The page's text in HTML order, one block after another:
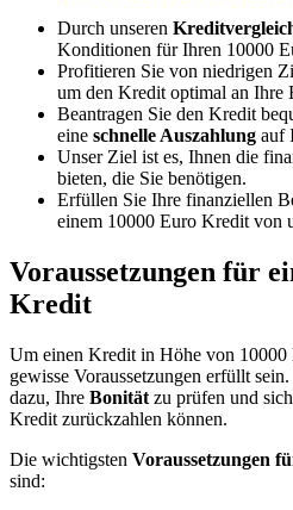
Durch unseren
Konditionen für Ihren 10000
Profitieren Sie von niedrigen
um den Kredit optimal an Ihre
Beantragen Sie den Kredit
eine schnelle Auszahlung auf
Unser Ziel ist es, Ihnen die
bieten, die Sie benötigen.
Erfüllen Sie Ihre finanziellen
einem 10000 Euro Kredit von
Voraussetzungen für
Kredit
Um einen Kredit in Höhe von 10000
gewisse Voraussetzungen erfüllt
dazu, Ihre Bonität zu prüfen und
Kredit zurückzahlen können.
Die wichtigsten Voraussetzungen
sind: